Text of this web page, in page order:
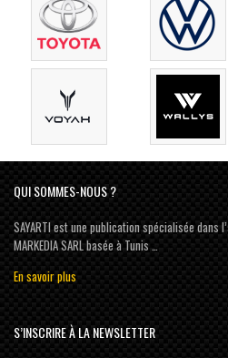
QUI SOMMES-NOUS ?
SAYARTI est une publication spécialisée dans
MARKEDIA SARL basée à Tunis …
En savoir plus
S’INSCRIRE À LA NEWSLETTER